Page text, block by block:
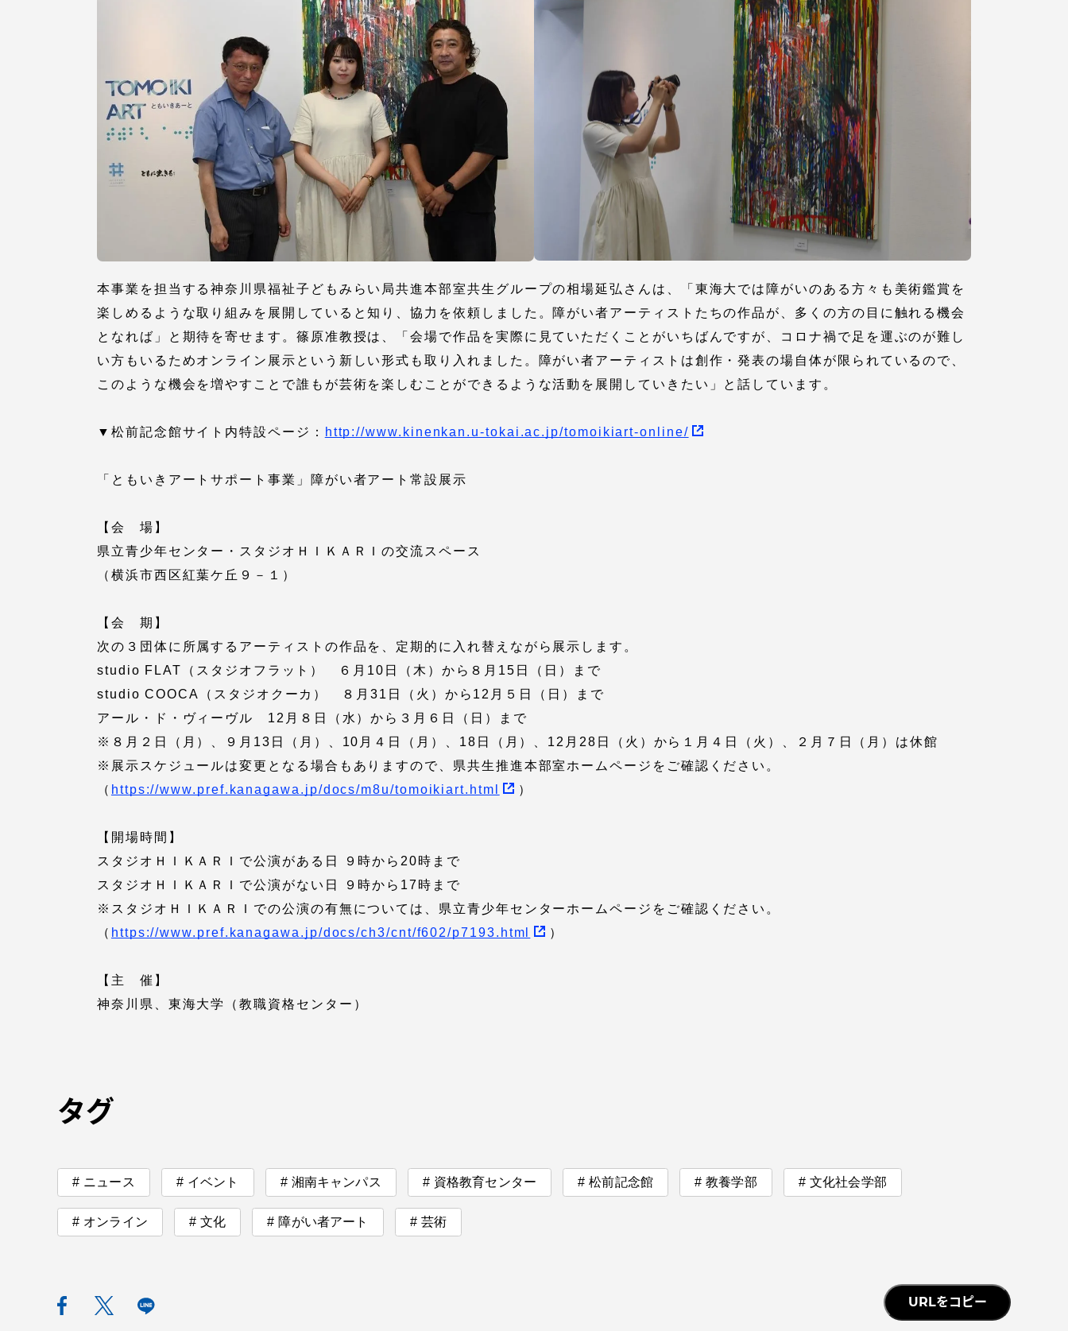
本事業を担当する神奈川県福祉子どもみらい局共進本部室共生グループの相場延弘さんは、「東海大では障がいのある方々も美術鑑賞を
楽しめるような取り組みを展開していると知り、協力を依頼しました。障がい者アーティストたちの作品が、多くの方の目に触れる機会
となれば」と期待を寄せます。篠原准教授は、「会場で作品を実際に見ていただくことがいちばんですが、コロナ禍で足を運ぶのが難し
い方もいるためオンライン展示という新しい形式も取り入れました。障がい者アーティストは創作・発表の場自体が限られているので、
このような機会を増やすことで誰もが芸術を楽しむことができるような活動を展開していきたい」と話しています。
▼松前記念館サイト内特設ページ： http://www.kinenkan.u-tokai.ac.jp/tomoikiart-online/
「ともいきアートサポート事業」障がい者アート常設展示
【会 場】
県立青少年センター・スタジオＨＩＫＡＲＩの交流スペース
（横浜市西区紅葉ケ丘９－１）
【会 期】
次の３団体に所属するアーティストの作品を、定期的に入れ替えながら展示します。
studio FLAT（スタジオフラット） ６月10日（木）から８月15日（日）まで
studio COOCA（スタジオクーカ） ８月31日（火）から12月５日（日）まで
アール・ド・ヴィーヴル 12月８日（水）から３月６日（日）まで
※８月２日（月）、９月13日（月）、10月４日（月）、18日（月）、12月28日（火）から１月４日（火）、２月７日（月）は休館
※展示スケジュールは変更となる場合もありますので、県共生推進本部室ホームページをご確認ください。
（ https://www.pref.kanagawa.jp/docs/m8u/tomoikiart.html ）
【開場時間】
スタジオＨＩＫＡＲＩで公演がある日 ９時から20時まで
スタジオＨＩＫＡＲＩで公演がない日 ９時から17時まで
※スタジオＨＩＫＡＲＩでの公演の有無については、県立青少年センターホームページをご確認ください。
（ https://www.pref.kanagawa.jp/docs/ch3/cnt/f602/p7193.html ）
【主 催】
神奈川県、東海大学（教職資格センター）
タグ
ニュース イベント 湘南キャンパス 資格教育センター 松前記念館 教養学部 文化社会学部
オンライン 文化 障がい者アート 芸術
URLをコピー
アクセス情報
品川キャンパス 湘南キャンパス 伊勢原キャンパス 静岡キャンパス
阿蘇くまもと
臨空キャンパス
札幌キャンパス
TOKAIスポーツ ニュースリリース
卒業にあたっての
アンケート
認証評価
教育研究上の目的
像と３つのポリシ